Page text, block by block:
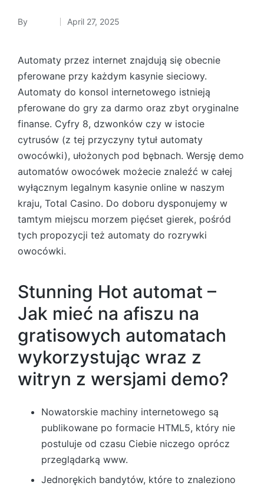
By April 27, 2025
Automaty przez internet znajdują się obecnie
pferowane przy każdym kasynie sieciowy.
Automaty do konsol internetowego istnieją
pferowane do gry za darmo oraz zbyt oryginalne
finanse. Cyfry 8, dzwonków czy w istocie
cytrusów (z tej przyczyny tytuł automaty
owocówki), ułożonych pod bębnach. Wersję demo
automatów owocówek możecie znaleźć w całej
wyłącznym legalnym kasynie online w naszym
kraju, Total Casino. Do doboru dysponujemy w
tamtym miejscu morzem pięćset gierek, pośród
tych propozycji też automaty do rozrywki
owocówki.
Stunning Hot automat –
Jak mieć na afiszu na
gratisowych automatach
wykorzystując wraz z
witryn z wersjami demo?
Nowatorskie machiny internetowego są
publikowane po formacie HTML5, który nie
postuluje od czasu Ciebie niczego oprócz
przeglądarką www.
Jednorękich bandytów, które to znaleziono